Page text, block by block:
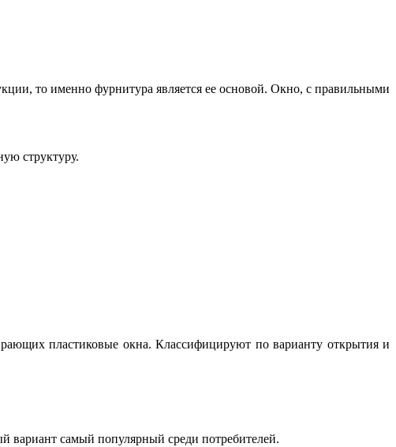
то именно фурнитура является ее основой. Окно, с правильными
структуру.
пластиковые окна. Классифицируют по варианту открытия и
вариант самый популярный среди потребителей.